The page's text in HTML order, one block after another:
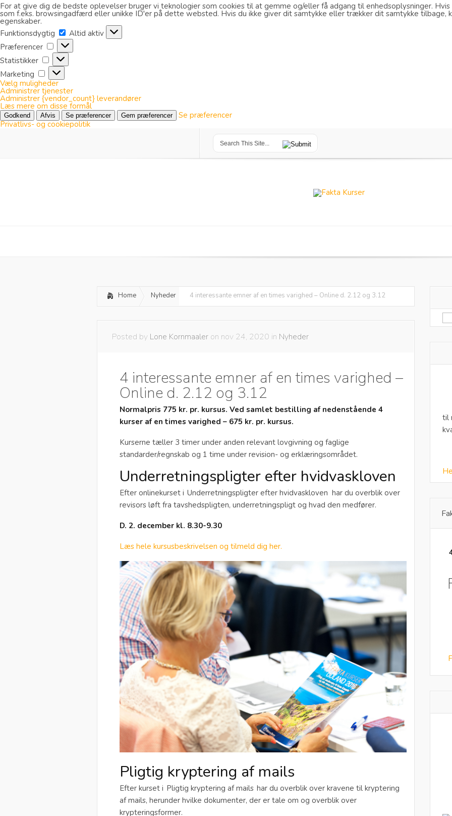
For at give dig de bedste oplevelser bruger vi teknologier som cookies til at gemme og/eller få adgang til enhedsoplysninger.
som f.eks. browsingadfærd eller unikke ID'er på dette websted. Hvis du ikke giver dit samtykke eller trækker dit samtykke tilbage,
egenskaber.
Funktionsdygtig
Funktionsdygtig
Altid aktiv
Præferencer
Præferencer
Statistikker
Statistikker
Marketing
Marketing
Vælg muligheder
Administrer tjenester
Administrer {vendor_count} leverandører
Læs mere om disse formål
Godkend Afvis Se præferencer Gem præferencer
Se præferencer
Privatlivs- og cookiepolitik
Home Nyheder 4 interessante emner af en times varighed – Online d. 2.12 og 3.12
Posted by Lone Kornmaaler on nov 24, 2020 in Nyheder
4 interessante emner af en times varighed –
Online d. 2.12 og 3.12
Normalpris 775 kr. pr. kursus. Ved samlet bestilling af nedenstående 4
kurser af en times varighed – 675 kr. pr. kursus.
Kurserne tæller 3 timer under anden relevant lovgivning og faglige
standarder/regnskab og 1 time under revision- og erklæringsområdet.
Underretningspligter efter hvidvaskloven
Efter onlinekurset i Underretningspligter efter hvidvaskloven har du overblik over
revisors løft fra tavshedspligten, underretningspligt og hvad den medfører.
D. 2. december kl. 8.30-9.30
Læs hele kursusbeskrivelsen og tilmeld dig her.
Pligtig kryptering af mails
Efter kurset i Pligtig kryptering af mails har du overblik over kravene til kryptering
af mails, herunder hvilke dokumenter, der er tale om og overblik over
krypteringsformer.
til